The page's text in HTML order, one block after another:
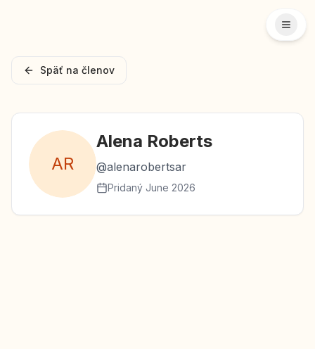
Späť na členov
AR
Alena Roberts
@alenarobertsar
Pridaný June 2026